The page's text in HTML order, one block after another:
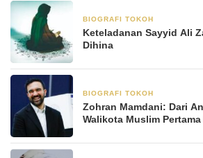
BIOGRAFI TOKOH
Keteladanan Sayyid Ali
Dihina
BIOGRAFI TOKOH
Zohran Mamdani: Dari
Walikota Muslim Pertama